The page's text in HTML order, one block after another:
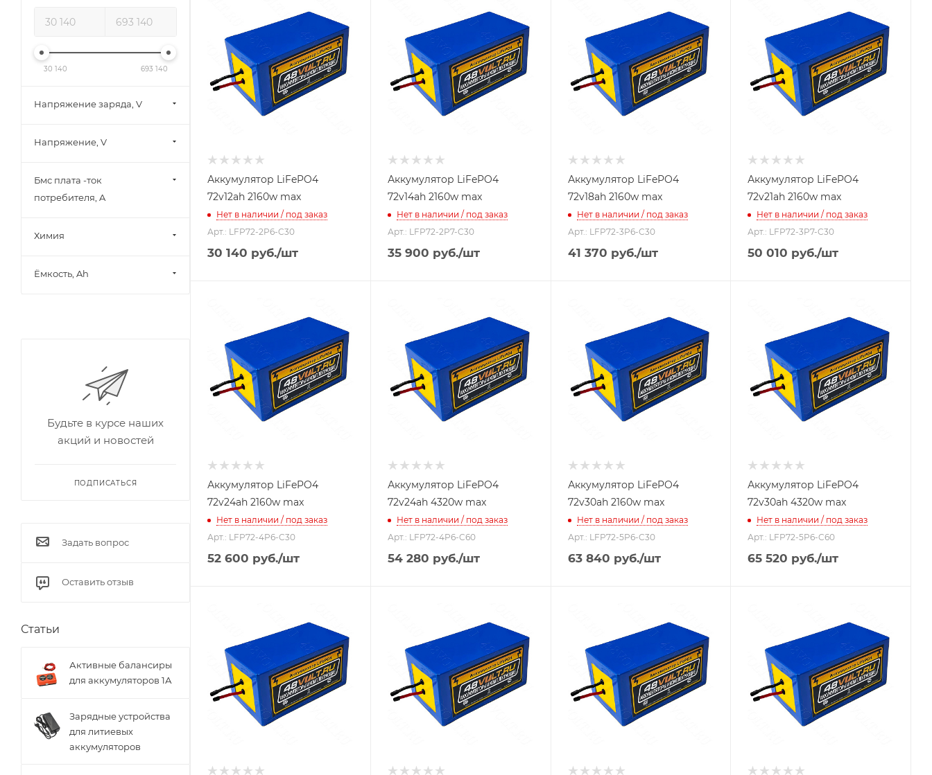
Аккумулятор LiFePO4
72v12ah 2160w max
Нет в наличии / под заказ
Арт.: LFP72-2P6-C30
30 140 руб./шт
Аккумулятор LiFePO4
72v14ah 2160w max
Нет в наличии / под заказ
Арт.: LFP72-2P7-C30
35 900 руб./шт
Аккумулятор LiFePO4
72v18ah 2160w max
Нет в наличии / под заказ
Арт.: LFP72-3P6-C30
41 370 руб./шт
Аккумулятор LiFePO4
72v21ah 2160w max
Нет в наличии / под заказ
Арт.: LFP72-3P7-C30
50 010 руб./шт
Аккумулятор LiFePO4
72v24ah 2160w max
Нет в наличии / под заказ
Арт.: LFP72-4P6-C30
52 600 руб./шт
Аккумулятор LiFePO4
72v24ah 4320w max
Нет в наличии / под заказ
Арт.: LFP72-4P6-C60
54 280 руб./шт
Аккумулятор LiFePO4
72v30ah 2160w max
Нет в наличии / под заказ
Арт.: LFP72-5P6-C30
63 840 руб./шт
Аккумулятор LiFePO4
72v30ah 4320w max
Нет в наличии / под заказ
Арт.: LFP72-5P6-C60
65 520 руб./шт
30 140 693 140
Напряжение заряда, V
Напряжение, V
Бмс плата -ток
потребителя, A
Химия
Ёмкость, Ah
Будьте в курсе наших
акций и новостей
ПОДПИСАТЬСЯ
Задать вопрос
Оставить отзыв
Статьи
Активные балансиры
для аккумуляторов 1А
Зарядные устройства
для литиевых
аккумуляторов